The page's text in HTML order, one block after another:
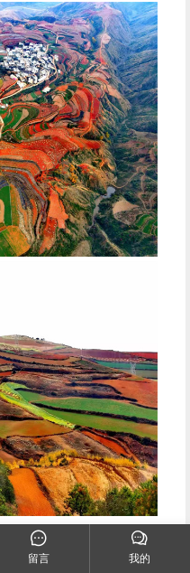
懒的旅行地
留言 我的